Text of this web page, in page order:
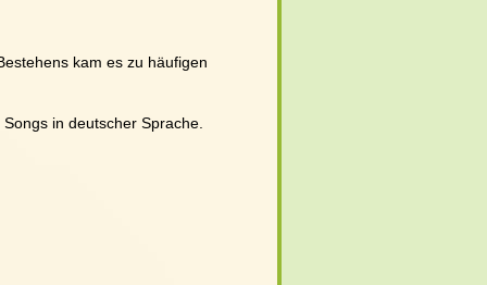
kam es zu häufigen
in deutscher Sprache.